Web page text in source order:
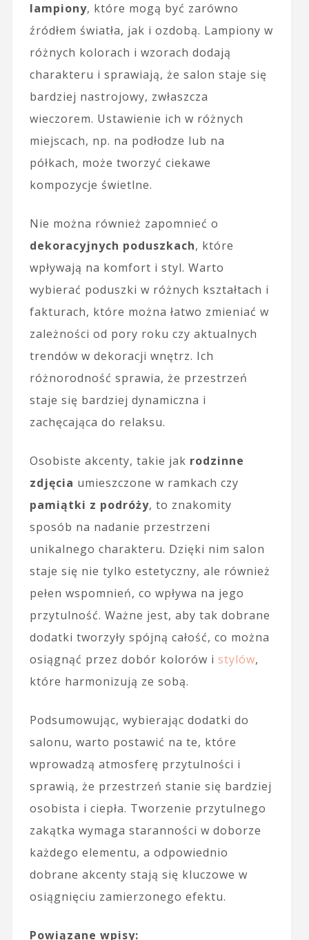
lampiony, które mogą być zarówno
źródłem światła, jak i ozdobą. Lampiony w
różnych kolorach i wzorach dodają
charakteru i sprawiają, że salon staje się
bardziej nastrojowy, zwłaszcza
wieczorem. Ustawienie ich w różnych
miejscach, np. na podłodze lub na
półkach, może tworzyć ciekawe
kompozycje świetlne.
Nie można również zapomnieć o
dekoracyjnych poduszkach, które
wpływają na komfort i styl. Warto
wybierać poduszki w różnych kształtach i
fakturach, które można łatwo zmieniać w
zależności od pory roku czy aktualnych
trendów w dekoracji wnętrz. Ich
różnorodność sprawia, że przestrzeń
staje się bardziej dynamiczna i
zachęcająca do relaksu.
Osobiste akcenty, takie jak rodzinne
zdjęcia umieszczone w ramkach czy
pamiątki z podróży, to znakomity
sposób na nadanie przestrzeni
unikalnego charakteru. Dzięki nim salon
staje się nie tylko estetyczny, ale również
pełen wspomnień, co wpływa na jego
przytulność. Ważne jest, aby tak dobrane
dodatki tworzyły spójną całość, co można
osiągnąć przez dobór kolorów i stylów,
które harmonizują ze sobą.
Podsumowując, wybierając dodatki do
salonu, warto postawić na te, które
wprowadzą atmosferę przytulności i
sprawią, że przestrzeń stanie się bardziej
osobista i ciepła. Tworzenie przytulnego
zakątka wymaga staranności w doborze
każdego elementu, a odpowiednio
dobrane akcenty stają się kluczowe w
osiągnięciu zamierzonego efektu.
Powiązane wpisy: